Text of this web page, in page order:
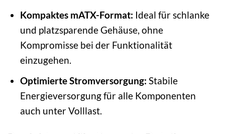
Kompaktes mATX-Format: Ideal für schlanke
und platzsparende Gehäuse, ohne
Kompromisse bei der Funktionalität
einzugehen.
Optimierte Stromversorgung: Stabile
Energieversorgung für alle Komponenten
auch unter Volllast.